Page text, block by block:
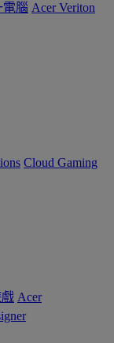
電腦 Acer Veriton
Cloud Gaming
Acer